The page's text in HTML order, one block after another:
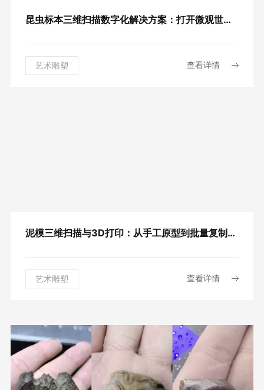
昆虫标本三维扫描数字化解决方案：打开微观世界的数字钥匙
艺术雕塑 查看详情
泥模三维扫描与3D打印：从手工原型到批量复制的完整解决方案
艺术雕塑 查看详情